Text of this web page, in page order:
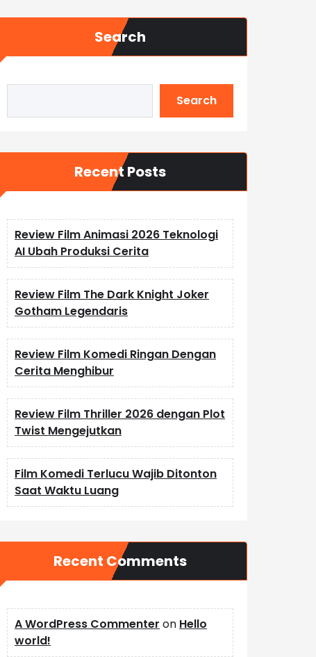
Search
Search
Recent Posts
Review Film Animasi 2026 Teknologi
AI Ubah Produksi Cerita
Review Film The Dark Knight Joker
Gotham Legendaris
Review Film Komedi Ringan Dengan
Cerita Menghibur
Review Film Thriller 2026 dengan Plot
Twist Mengejutkan
Film Komedi Terlucu Wajib Ditonton
Saat Waktu Luang
Recent Comments
A WordPress Commenter on Hello
world!